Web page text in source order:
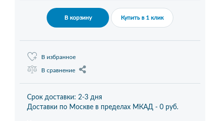
В корзину Купить в 1 клик
В избранное
В сравнение
Срок доставки: 2-3 дня
Доставки по Москве в пределах МКАД - 0 руб.